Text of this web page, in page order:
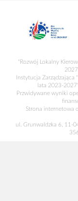
"Rozwój Lokalny
Instytucja Zarządzająca
lata 2023-
Przwidywane wyniki
Strona internetowa
ul. Grunwaldzka 6, 11-